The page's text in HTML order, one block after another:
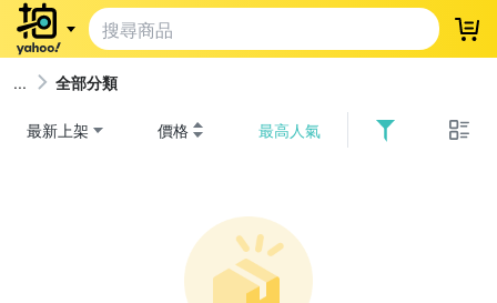
登
全部分類
最新上架 價格 最高人氣